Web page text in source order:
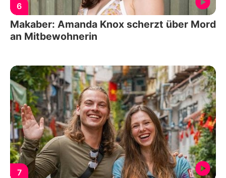
6
Makaber: Amanda Knox scherzt über Mord
an Mitbewohnerin
7